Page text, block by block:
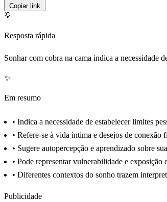
Copiar link
💡
Resposta rápida
Sonhar com cobra na cama indica a necessidade
✨
Em resumo
• Indica a necessidade de estabelecer limites
• Refere-se à vida íntima e desejos de conexão
• Sugere autopercepção e aprendizado sobre
• Pode representar vulnerabilidade e exposição
• Diferentes contextos do sonho trazem
Publicidade